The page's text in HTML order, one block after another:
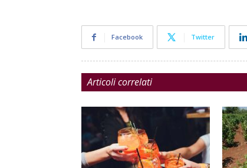
Facebook Twitter
Articoli correlati